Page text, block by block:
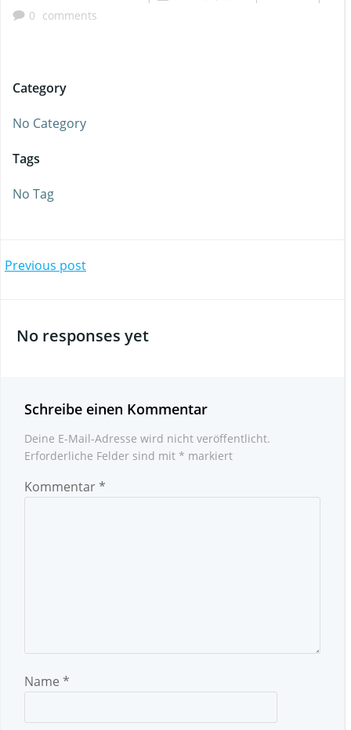
0 comments
Category
No Category
Tags
No Tag
Beitragsnavigation
Previous post
No responses yet
Schreibe einen Kommentar
Deine E-Mail-Adresse wird nicht veröffentlicht.
Erforderliche Felder sind mit * markiert
Kommentar*
Name *